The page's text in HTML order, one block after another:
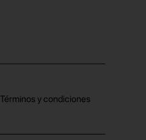
Términos y condiciones